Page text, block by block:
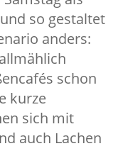
so gestaltet
anders:
schon
kurze
sich mit
auch Lachen